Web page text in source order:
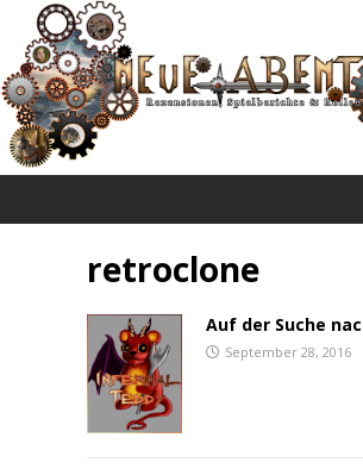
retroclone
Auf der Suche
September 28, 2016